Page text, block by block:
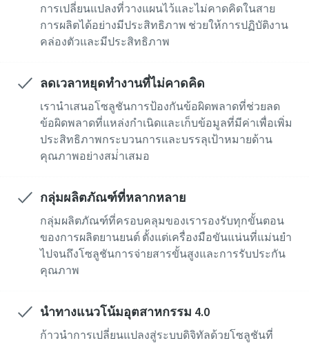
การเปลี่ยนแปลงที่วางแผนไว้และไม่คาดคิดในสาย
การผลิตได้อย่างมีประสิทธิภาพ ช่วยให้การปฏิบัติงาน
คล่องตัวและมีประสิทธิภาพ
ลดเวลาหยุดทำงานที่ไม่คาดคิด
เรานําเสนอโซลูชันการป้องกันข้อผิดพลาดที่ช่วยลด
ข้อผิดพลาดที่แหล่งกําเนิดและเก็บข้อมูลที่มีค่าเพื่อเพิ่ม
ประสิทธิภาพกระบวนการและบรรลุเป้าหมายด้าน
คุณภาพอย่างสม่ําเสมอ
กลุ่มผลิตภัณฑ์ที่หลากหลาย
กลุ่มผลิตภัณฑ์ที่ครอบคลุมของเรารองรับทุกขั้นตอน
ของการผลิตยานยนต์ ตั้งแต่เครื่องมือขันแน่นที่แม่นยํา
ไปจนถึงโซลูชันการจ่ายสารขั้นสูงและการรับประกัน
คุณภาพ
นําทางแนวโน้มอุตสาหกรรม 4.0
ก้าวนําการเปลี่ยนแปลงสู่ระบบดิจิทัลด้วยโซลูชันที่